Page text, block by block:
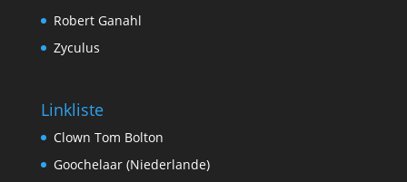
Robert Ganahl
Zyculus
Linkliste
Clown Tom Bolton
Goochelaar (Niederlande)